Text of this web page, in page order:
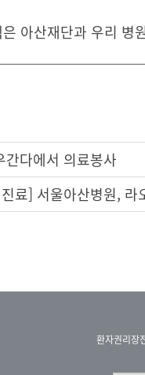
아산재단과 우리
다에서 의료봉사
료] 서울아산병원,
환자권리장